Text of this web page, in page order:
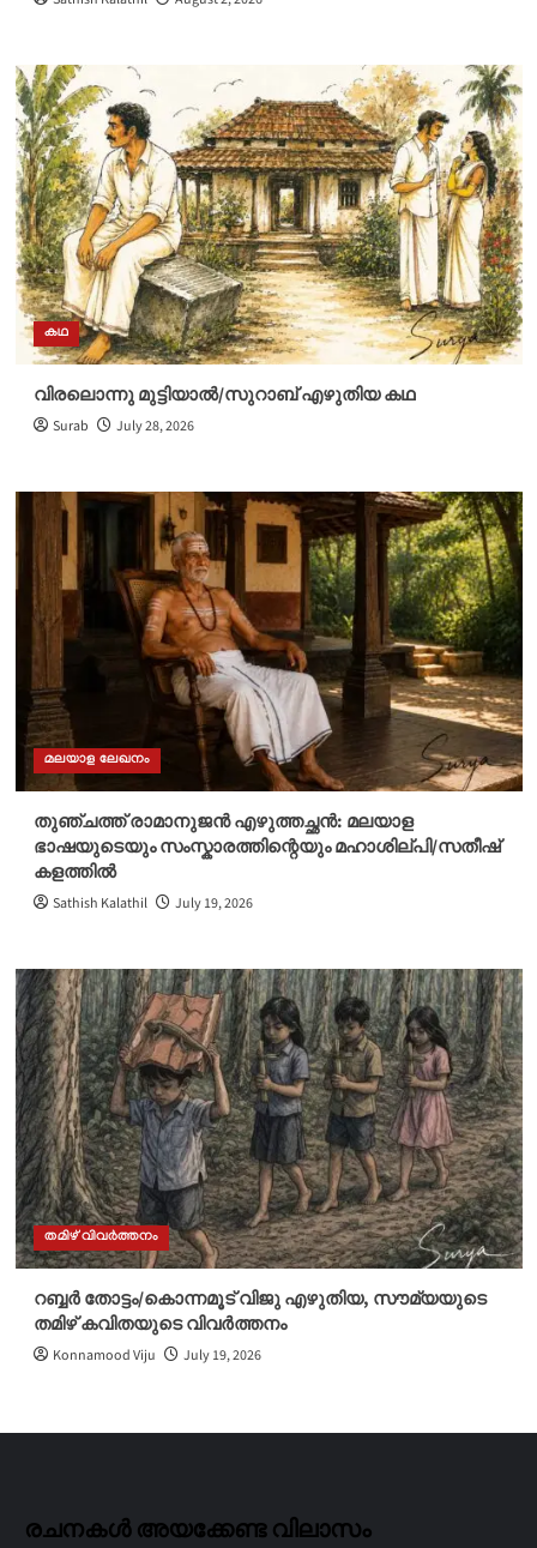
കഥ
വിരലൊന്നു മുട്ടിയാൽ/സുറാബ് എഴുതിയ കഥ
Surab July 28, 2026
മലയാള ലേഖനം
തുഞ്ചത്ത് രാമാനുജൻ എഴുത്തച്ഛൻ: മലയാള
ഭാഷയുടെയും സംസ്കാരത്തിന്റെയും മഹാശില്പി/സതീഷ്
കളത്തിൽ
Sathish Kalathil July 19, 2026
തമിഴ് വിവർത്തനം
റബ്ബർ തോട്ടം/കൊന്നമൂട് വിജു എഴുതിയ, സൗമ്യയുടെ
തമിഴ് കവിതയുടെ വിവർത്തനം
Konnamood Viju July 19, 2026
രചനകൾ അയക്കേണ്ട വിലാസം